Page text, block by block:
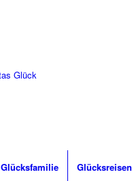
Glücksfamilie Glücksreisen